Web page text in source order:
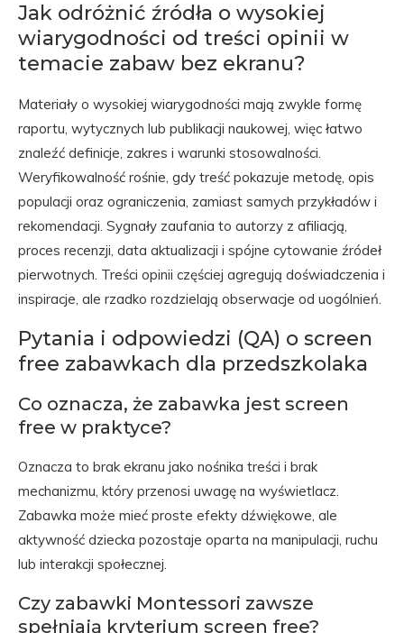
Jak odróżnić źródła o wysokiej
wiarygodności od treści opinii w
temacie zabaw bez ekranu?
Materiały o wysokiej wiarygodności mają zwykle formę
raportu, wytycznych lub publikacji naukowej, więc łatwo
znaleźć definicje, zakres i warunki stosowalności.
Weryfikowalność rośnie, gdy treść pokazuje metodę, opis
populacji oraz ograniczenia, zamiast samych przykładów i
rekomendacji. Sygnały zaufania to autorzy z afiliacją,
proces recenzji, data aktualizacji i spójne cytowanie źródeł
pierwotnych. Treści opinii częściej agregują doświadczenia i
inspiracje, ale rzadko rozdzielają obserwacje od uogólnień.
Pytania i odpowiedzi (QA) o screen
free zabawkach dla przedszkolaka
Co oznacza, że zabawka jest screen
free w praktyce?
Oznacza to brak ekranu jako nośnika treści i brak
mechanizmu, który przenosi uwagę na wyświetlacz.
Zabawka może mieć proste efekty dźwiękowe, ale
aktywność dziecka pozostaje oparta na manipulacji, ruchu
lub interakcji społecznej.
Czy zabawki Montessori zawsze
spełniają kryterium screen free?